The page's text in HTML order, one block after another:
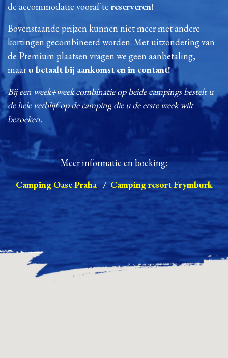
de accommodatie vooraf te reserveren!
Bovenstaande prijzen kunnen niet meer met andere
kortingen gecombineerd worden. Met uitzondering van
de Premium plaatsen vragen we geen aanbetaling,
maaru betaalt bij aankomst en in contant!
Bij een week+week combinatie op beide campings bestelt u
de hele verblijf op de camping die u de erste week wilt
bezoeken.
Meer informatie en boeking:
Camping Oase Praha/Camping resort Frymburk